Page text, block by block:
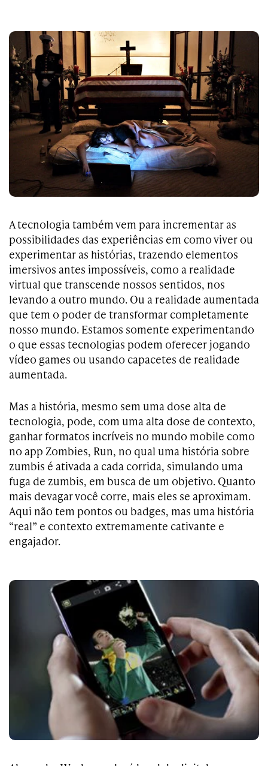
A tecnologia também vem para incrementar as
possibilidades das experiências em como viver ou
experimentar as histórias, trazendo elementos
imersivos antes impossíveis, como a realidade
virtual que transcende nossos sentidos, nos
levando a outro mundo. Ou a realidade aumentada
que tem o poder de transformar completamente
nosso mundo. Estamos somente experimentando
o que essas tecnologias podem oferecer jogando
vídeo games ou usando capacetes de realidade
aumentada.
Mas a história, mesmo sem uma dose alta de
tecnologia, pode, com uma alta dose de contexto,
ganhar formatos incríveis no mundo mobile como
no app Zombies, Run, no qual uma história sobre
zumbis é ativada a cada corrida, simulando uma
fuga de zumbis, em busca de um objetivo. Quanto
mais devagar você corre, mais eles se aproximam.
Aqui não tem pontos ou badges, mas uma história
“real” e contexto extremamente cativante e
engajador.